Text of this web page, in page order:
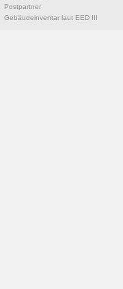
Postpartner
Gebäudeinventar laut EED III